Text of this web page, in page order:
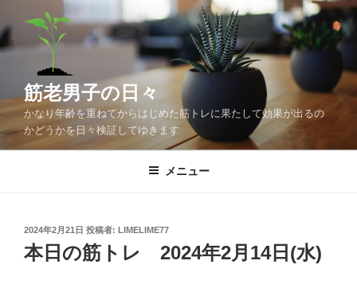
ン
テ
へ
筋老男子の日々
かなり年齢を重ねてからはじめた筋トレに果たして効果が出るの
かどうかを日々検証してゆきます
メニュー
投
日:
2024年2月21日 投稿者: LIMELIME77
本日の筋トレ 2024年2月14日(水)